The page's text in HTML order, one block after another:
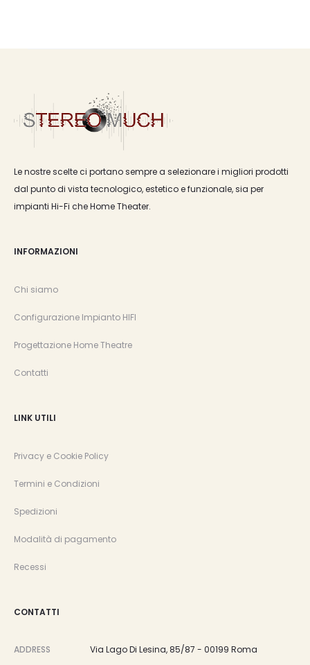
Le nostre scelte ci portano sempre a selezionare i migliori prodotti
dal punto di vista tecnologico, estetico e funzionale, sia per
impianti Hi-Fi che Home Theater.
INFORMAZIONI
Chi siamo
Configurazione Impianto HIFI
Progettazione Home Theatre
Contatti
LINK UTILI
Privacy e Cookie Policy
Termini e Condizioni
Spedizioni
Modalità di pagamento
Recessi
CONTATTI
ADDRESS
Via Lago Di Lesina, 85/87 - 00199 Roma